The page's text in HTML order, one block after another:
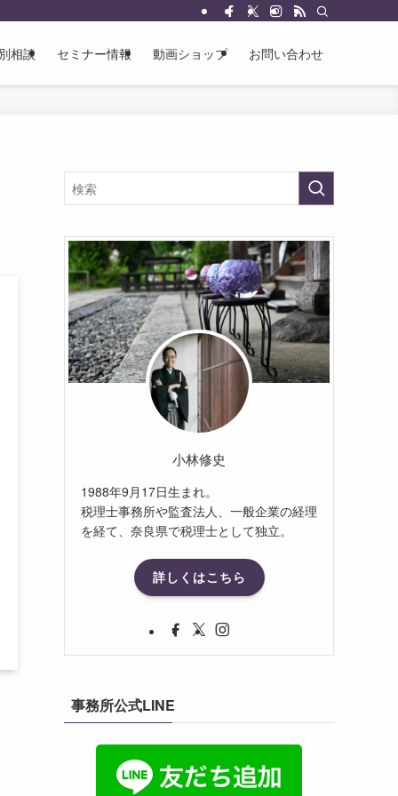
相談 セミナー情報 動画ショップ お問い合わせ
小林修史
1988年9月17日生まれ。
税理士事務所や監査法人、一般企業の経理
を経て、奈良県で税理士として独立。
詳しくはこちら
事務所公式LINE